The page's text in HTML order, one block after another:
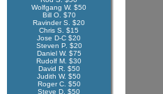
Wolfgang W. $50
Bill O. $70
Ravinder S. $20
Chris S. $15
Jose D-C $20
Steven P. $20
Daniel W. $75
Rudolf M. $30
David R. $50
Judith W. $50
Roger C. $50
Steve D. $50